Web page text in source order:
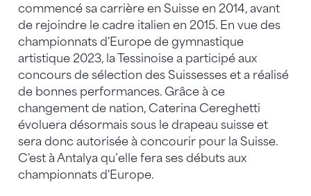
commencé sa carrière en Suisse en 2014, avant
de rejoindre le cadre italien en 2015. En vue des
championnats d'Europe de gymnastique
artistique 2023, la Tessinoise a participé aux
concours de sélection des Suissesses et a réalisé
de bonnes performances. Grâce à ce
changement de nation, Caterina Cereghetti
évoluera désormais sous le drapeau suisse et
sera donc autorisée à concourir pour la Suisse.
C'est à Antalya qu’elle fera ses débuts aux
championnats d'Europe.